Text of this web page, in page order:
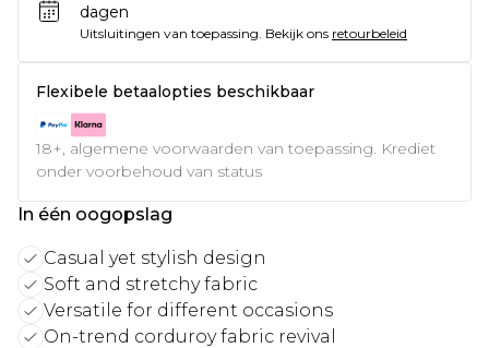
dagen
Uitsluitingen van toepassing. Bekijk ons retourbeleid
Flexibele betaalopties beschikbaar
18+, algemene voorwaarden van toepassing. Krediet
onder voorbehoud van status
In één oogopslag
Casual yet stylish design
Soft and stretchy fabric
Versatile for different occasions
On-trend corduroy fabric revival